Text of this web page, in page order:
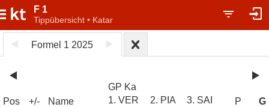
F 1
Tippübersicht • Katar
Formel 1 2025
Pos +/- Name
GP Ka
1. VER
2. PIA 3. SAI P G